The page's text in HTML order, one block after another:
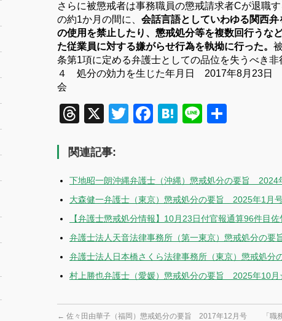
さらに被懲戒者は事務職員の懲戒請求者Cが退職
の約1か月の間に、 会話言語としていわゆる関西
の使用を禁止したり、懲戒処分等を複数回行うな
た従業員に対する嫌がらせ行為を執拗に行った。
条第1項に定める弁護士としての品位を失うべき非
４ 処分の効力を生じた年月日 2017年8月 23日
会
Threads
X TwitterFacebook
Hatena
Line
関連記事:
下地昭一朗沖縄弁護士（沖縄）懲戒処分の要旨 2024
大森健一弁護士（東京）懲戒処分の要旨 2025年1月
【弁護士懲戒処分情報】10月23日付官報通算96件目佐
弁護士法人天音法律事務所（第一東京）懲戒処分の
弁護士法人日本橋さくら法律事務所（東京）懲戒処
村上勝也弁護士（愛媛）懲戒処分の要旨 2025年10
← 佐々田由華子（福岡）懲戒処分の要旨 2017年12月号 「